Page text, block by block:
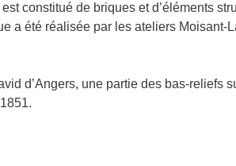
constitué de briques et d’éléments
a été réalisée par les ateliers Moisant-
d’Angers, une partie des bas-reliefs